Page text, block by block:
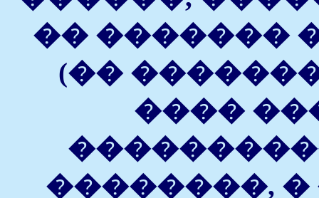
�� �������
(��
����
��������, �